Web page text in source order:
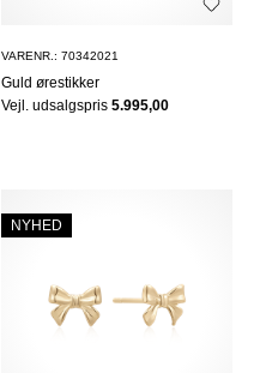
VARENR.: 70342021
Guld ørestikker
Vejl. udsalgspris5.995,00
NYHED